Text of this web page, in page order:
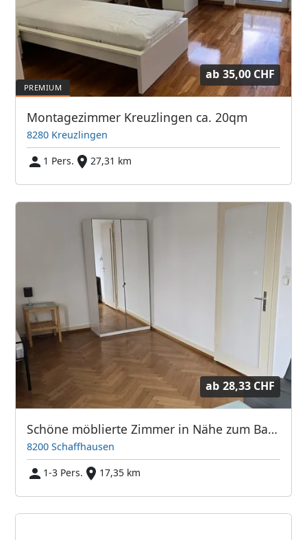
ab 35,00 CHF
Montagezimmer Kreuzlingen ca. 20qm
8280 Kreuzlingen
1 Pers.
27,31 km
ab 28,33 CHF
Schöne möblierte Zimmer in Nähe zum Bahnhof | Beautiful furnished rooms in shared flat near the train station
8200 Schaffhausen
1-3 Pers.
17,35 km